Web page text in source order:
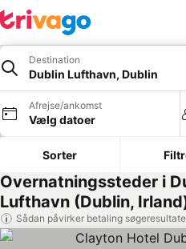
Destination
Dublin Lufthavn, Dublin
Afrejse/ankomst
Vælg datoer
Sorter
Overnatningssteder i
Lufthavn (Dublin,
Sådan påvirker betaling